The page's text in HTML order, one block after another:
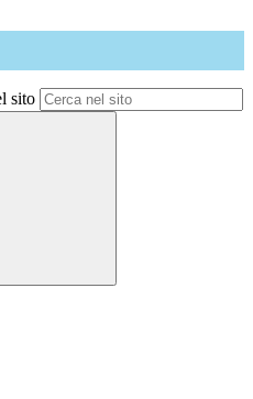
sito